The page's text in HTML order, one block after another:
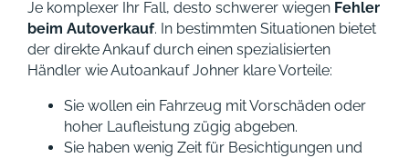
Je komplexer Ihr Fall, desto schwerer wiegen Fehler
beim Autoverkauf. In bestimmten Situationen bietet
der direkte Ankauf durch einen spezialisierten
Händler wie Autoankauf Johner klare Vorteile:
Sie wollen ein Fahrzeug mit Vorschäden oder
hoher Laufleistung zügig abgeben.
Sie haben wenig Zeit für Besichtigungen und